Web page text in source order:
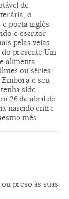
de
o
poeta inglês
o escritor
pelas veias
presente Um
alimenta
ou séries
Embora o seu
sido
26 de abril de
nascido entre
mês
preso às suas